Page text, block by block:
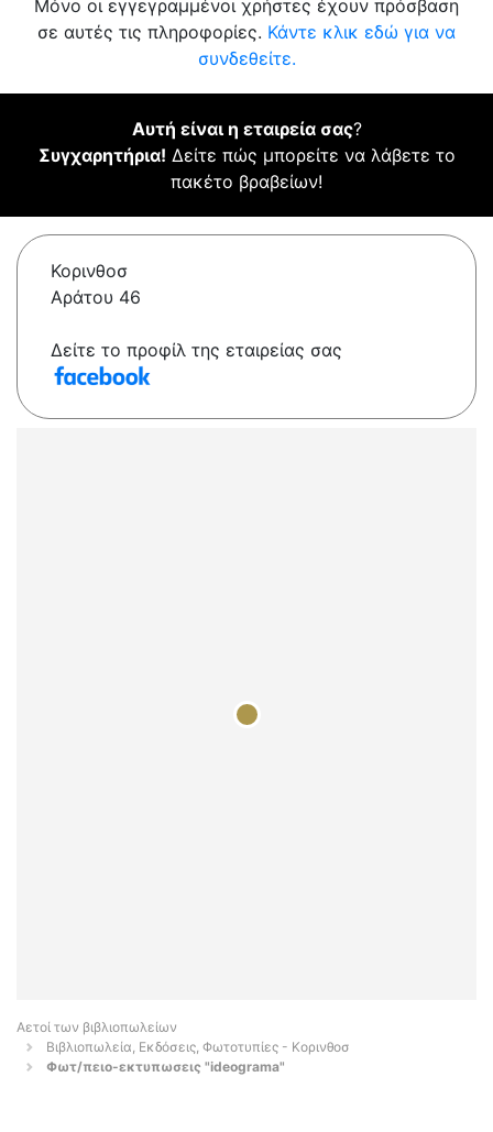
Μόνο οι εγγεγραμμένοι χρήστες έχουν πρόσβαση
σε αυτές τις πληροφορίες. Κάντε κλικ εδώ για να
συνδεθείτε.
Αυτή είναι η εταιρεία σας?
Συγχαρητήρια! Δείτε πώς μπορείτε να λάβετε το
πακέτο βραβείων!
Κορινθοσ
Αράτου 46
Δείτε το προφίλ της εταιρείας σας
Αετοί των βιβλιοπωλείων
Βιβλιοπωλεία, Εκδόσεις, Φωτοτυπίες - Κορινθοσ
Φωτ/πειο-εκτυπωσεις "ideograma"